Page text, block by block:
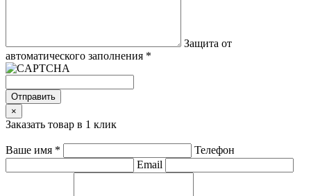
Защита от
автоматического заполнения *
Отправить
×
Заказать товар в 1 клик
Ваше имя *
Телефон
Email